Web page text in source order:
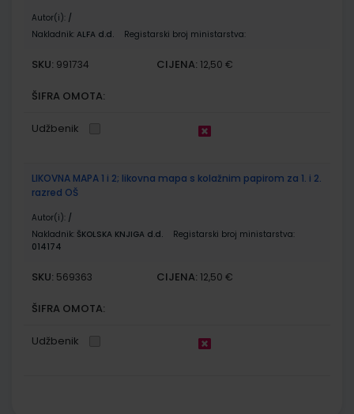
Autor(i): /
Nakladnik: ALFA d.d. Registarski broj ministarstva:
SKU: 991734 CIJENA: 12,50 €
ŠIFRA OMOTA:
Udžbenik
LIKOVNA MAPA 1 i 2; likovna mapa s kolažnim papirom za 1. i 2.
razred OŠ
Autor(i): /
Nakladnik: ŠKOLSKA KNJIGA d.d.
Registarski broj ministarstva:
014174
SKU: 569363 CIJENA: 12,50 €
ŠIFRA OMOTA:
Udžbenik